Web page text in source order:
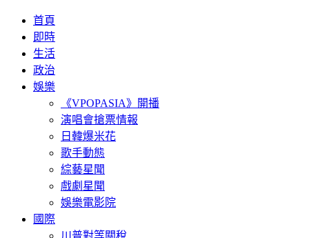
首頁
即時
生活
政治
娛樂
《VPOPASIA》開播
演唱會搶票情報
日韓爆米花
歌手動態
綜藝星聞
戲劇星聞
娛樂電影院
國際